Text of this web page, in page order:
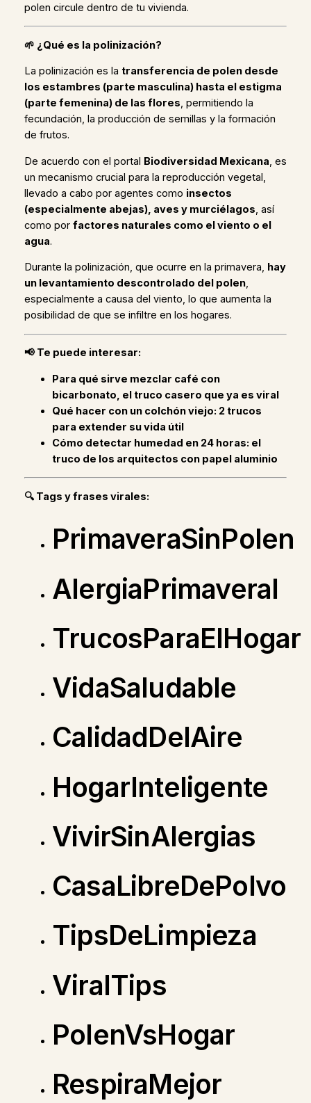
polen circule dentro de tu vivienda.
🌱 ¿Qué es la polinización?
La polinización es la transferencia de polen desde
los estambres (parte masculina) hasta el estigma
(parte femenina) de las flores, permitiendo la
fecundación, la producción de semillas y la formación
de frutos.
De acuerdo con el portal Biodiversidad Mexicana, es
un mecanismo crucial para la reproducción vegetal,
llevado a cabo por agentes como insectos
(especialmente abejas), aves y murciélagos, así
como por factores naturales como el viento o el
agua.
Durante la polinización, que ocurre en la primavera, hay
un levantamiento descontrolado del polen,
especialmente a causa del viento, lo que aumenta la
posibilidad de que se infiltre en los hogares.
📢 Te puede interesar:
Para qué sirve mezclar café con
bicarbonato, el truco casero que ya es viral
Qué hacer con un colchón viejo: 2 trucos
para extender su vida útil
Cómo detectar humedad en 24 horas: el
truco de los arquitectos con papel aluminio
🔍 Tags y frases virales:
PrimaveraSinPolen
AlergiaPrimaveral
TrucosParaElHogar
VidaSaludable
CalidadDelAire
HogarInteligente
VivirSinAlergias
CasaLibreDePolvo
TipsDeLimpieza
ViralTips
PolenVsHogar
RespiraMejor